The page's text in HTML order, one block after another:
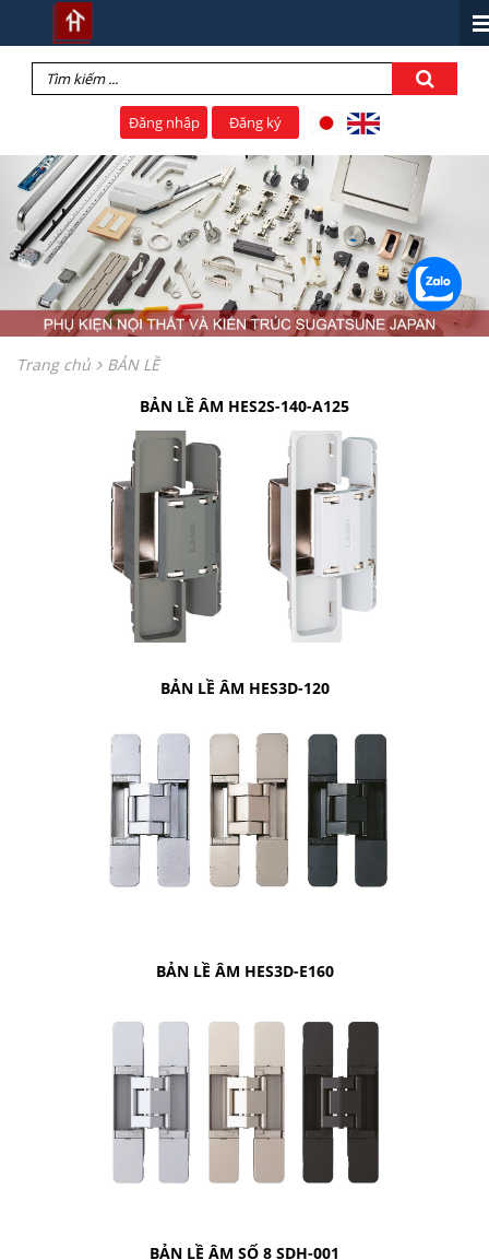
Đăng nhập Đăng ký
Trang chủ
BẢN LỀ
BẢN LỀ ÂM HES2S-140-A125
BẢN LỀ ÂM HES3D-120
BẢN LỀ ÂM HES3D-E160
BẢN LỀ ÂM SỐ 8 SDH-001